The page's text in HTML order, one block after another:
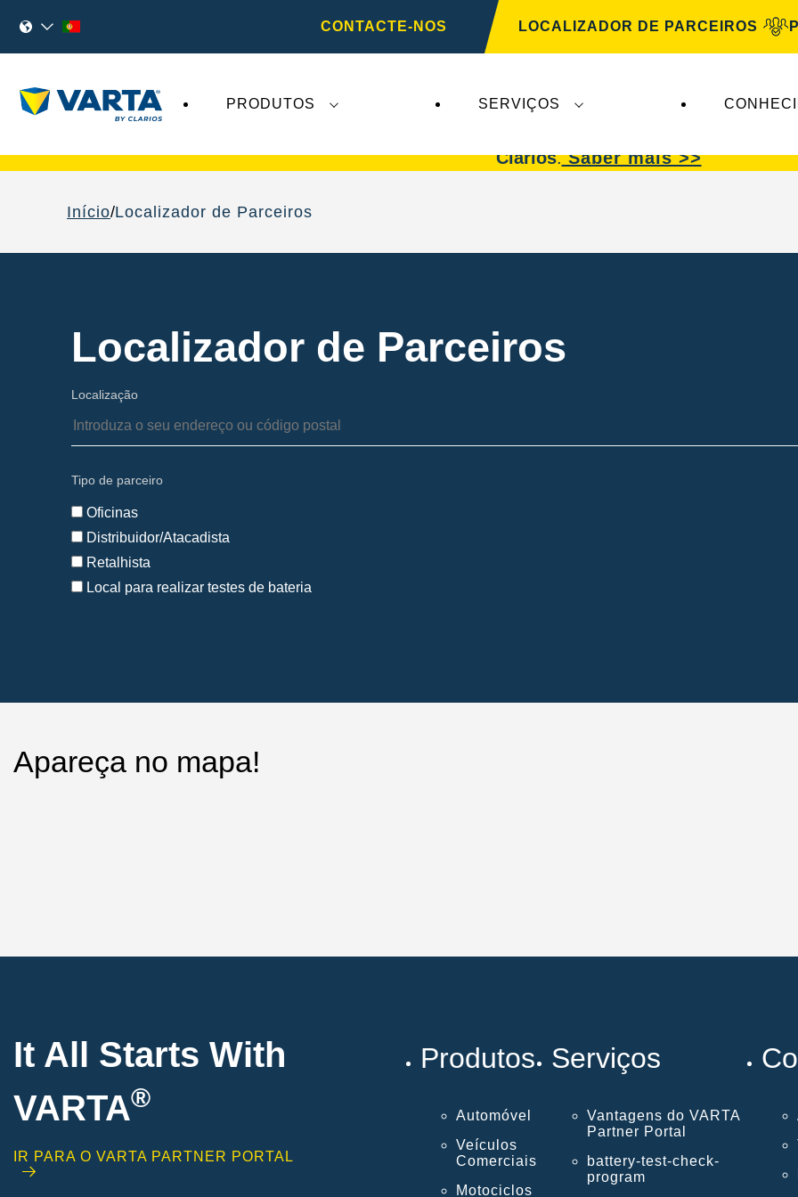
CONTACTE-NOS LOCALIZADOR DE PARCEIROS
PRODUTOS SERVIÇOS
Clarios.Saber mais >>
Início Localizador de Parceiros
Localizador de Parceiros
Localização
Tipo de parceiro
Oficinas
Distribuidor/Atacadista
Retalhista
Local para realizar testes de bateria
Apareça no mapa!
It All Starts With
VARTA®
IR PARA O VARTA PARTNER PORTAL
Produtos
Automóvel
Veículos
Comerciais
Motociclos
Serviços
Vantagens do VARTA
Partner Portal
battery-test-check-
program